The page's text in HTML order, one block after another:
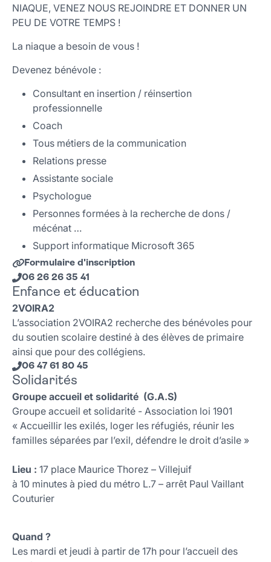
NIAQUE, VENEZ NOUS REJOINDRE ET DONNER UN
PEU DE VOTRE TEMPS !
La niaque a besoin de vous !
Devenez bénévole :
Consultant en insertion / réinsertion
professionnelle
Coach
Tous métiers de la communication
Relations presse
Assistante sociale
Psychologue
Personnes formées à la recherche de dons /
mécénat …
Support informatique Microsoft 365
Formulaire d'inscription
06 26 26 35 41
Enfance et éducation
2VOIRA2
L’association 2VOIRA2 recherche des bénévoles pour
du soutien scolaire destiné à des élèves de primaire
ainsi que pour des collégiens.
06 47 61 80 45
Solidarités
Groupe accueil et solidarité (G.A.S)
Groupe accueil et solidarité - Association loi 1901
« Accueillir les exilés, loger les réfugiés, réunir les
familles séparées par l’exil, défendre le droit d’asile »
Lieu : 17 place Maurice Thorez – Villejuif
à 10 minutes à pied du métro L.7 – arrêt Paul Vaillant
Couturier
Quand ?
Les mardi et jeudi à partir de 17h pour l’accueil des